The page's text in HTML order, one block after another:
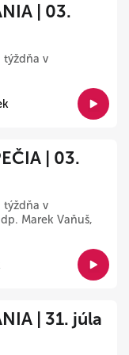
| 03.
v
| 03.
v
Marek Vaňuš,
| 31. júla